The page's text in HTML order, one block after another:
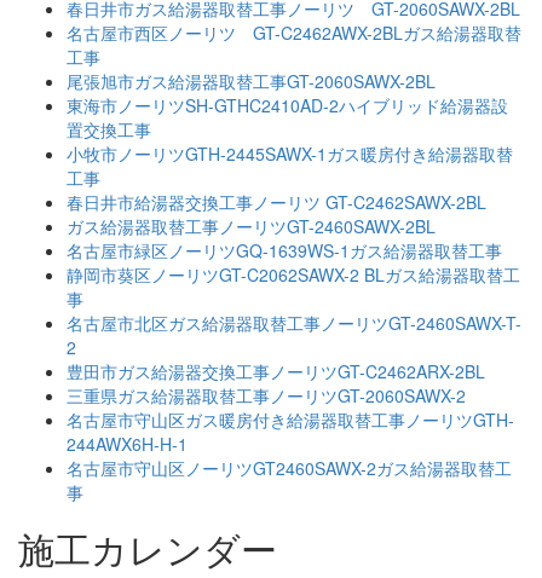
春日井市ガス給湯器取替工事ノーリツ GT-2060SAWX-2BL
名古屋市西区ノーリツ GT-C2462AWX-2BLガス給湯器取替
工事
尾張旭市ガス給湯器取替工事GT-2060SAWX-2BL
東海市ノーリツSH-GTHC2410AD-2ハイブリッド給湯器設
置交換工事
小牧市ノーリツGTH-2445SAWX-1ガス暖房付き給湯器取替
工事
春日井市給湯器交換工事ノーリツ GT-C2462SAWX-2BL
ガス給湯器取替工事ノーリツGT-2460SAWX-2BL
名古屋市緑区ノーリツGQ-1639WS-1ガス給湯器取替工事
静岡市葵区ノーリツGT-C2062SAWX-2 BLガス給湯器取替工
事
名古屋市北区ガス給湯器取替工事ノーリツGT-2460SAWX-T-
2
豊田市ガス給湯器交換工事ノーリツGT-C2462ARX-2BL
三重県ガス給湯器取替工事ノーリツGT-2060SAWX-2
名古屋市守山区ガス暖房付き給湯器取替工事ノーリツGTH-
244AWX6H-H-1
名古屋市守山区ノーリツGT2460SAWX-2ガス給湯器取替工
事
施工カレンダー